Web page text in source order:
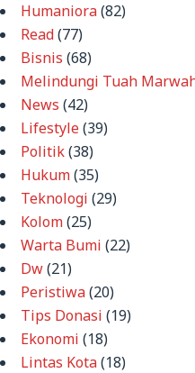
Humaniora(82)
Read(77)
Bisnis (68)
Melindungi Tuah
News (42)
Lifestyle(39)
Politik(38)
Hukum(35)
Teknologi (29)
Kolom(25)
Warta Bumi (22)
Dw(21)
Peristiwa(20)
Tips Donasi (19)
Ekonomi (18)
Lintas Kota(18)